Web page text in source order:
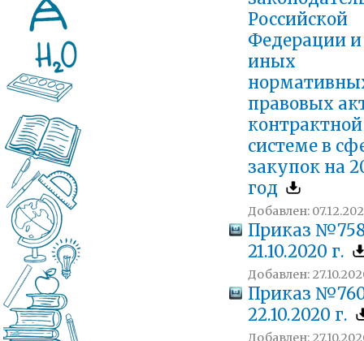
Российской
Федерации и
иных
правовых
контрактной
системе в
закупок на
год
Добавлен:
Приказ
21.10.2020 г.
Добавлен:
Приказ
22.10.2020 г.
Добавлен: